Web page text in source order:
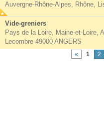
Auvergne-Rhône-Alpes, Rhône,
Vide-greniers
Pays de la Loire, Maine-et-Loire,
Lecombre 49000 ANGERS
« 1 2